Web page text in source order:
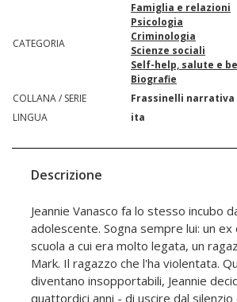
CATEGORIA
Famiglia e relazioni
Psicologia
Criminologia
Scienze sociali
Self-help, salute e
Biografie
COLLANA / SERIE
Frassinelli
LINGUA
ita
Descrizione
Jeannie Vanasco fa lo stesso incubo
adolescente. Sogna sempre lui: un ex
scuola a cui era molto legata, un
Mark. Il ragazzo che l'ha violentata.
diventano insopportabili, Jeannie
quattordici anni - di uscire dal